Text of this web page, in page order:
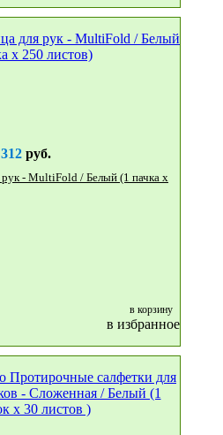
312руб.
в корзину
в избранное